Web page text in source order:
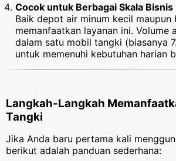
Cocok untuk Berbagai Skala Bisnis
Baik depot air minum kecil maupun
memanfaatkan layanan ini. Volume
dalam satu mobil tangki (biasanya
untuk memenuhi kebutuhan harian
Langkah-Langkah
Tangki
Jika Anda baru pertama kali
berikut adalah panduan sederhana: